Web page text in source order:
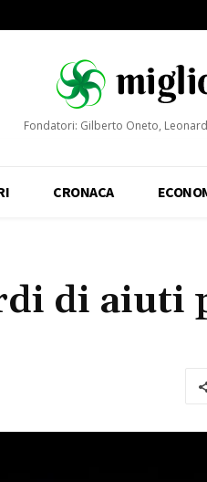
Fondatori: Gilberto Oneto,
CRONACA
di aiuti